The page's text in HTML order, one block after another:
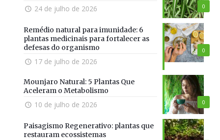
0
24 de julho de 2026
0
Remédio natural para imunidade: 6
plantas medicinais para fortalecer as
defesas do organismo
17 de julho de 2026
0
Mounjaro Natural: 5 Plantas Que
Aceleram o Metabolismo
10 de julho de 2026
Paisagismo Regenerativo: plantas que
restauram ecossistemas